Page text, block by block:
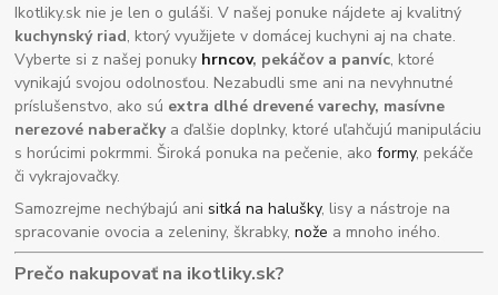
Ikotliky.sk nie je len o guláši. V našej ponuke nájdete aj kvalitný
kuchynský riad, ktorý využijete v domácej kuchyni aj na chate.
Vyberte si z našej ponuky hrncov, pekáčov a panvíc, ktoré
vynikajú svojou odolnosťou. Nezabudli sme ani na nevyhnutné
príslušenstvo, ako sú extra dlhé drevené varechy, masívne
nerezové naberačkya ďalšie doplnky, ktoré uľahčujú manipuláciu
s horúcimi pokrmmi. Široká ponuka na pečenie, akoformy, pekáče
či vykrajovačky.
Samozrejme nechýbajú anisitká na halušky, lisy a nástroje na
spracovanie ovocia a zeleniny, škrabky,nože a mnoho iného.
Prečo nakupovať na ikotliky.sk?